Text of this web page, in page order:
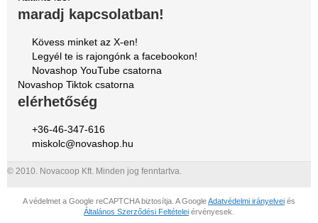
maradj kapcsolatban!
Kövess minket az X-en!
Legyél te is rajongónk a facebookon!
Novashop YouTube csatorna
Novashop Tiktok csatorna
elérhetőség
+36-46-347-616
miskolc@novashop.hu
© 2010. Novacoop Kft. Minden jog fenntartva.
A védelmet a Google reCAPTCHA biztosítja. A GoogleAdatvédelmi irányelvei és
Általános Szerződési Feltételei érvényesek.